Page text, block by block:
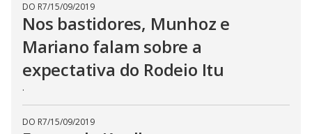
DO R7/15/09/2019
Nos bastidores, Munhoz e
Mariano falam sobre a
expectativa do Rodeio Itu
.
DO R7/15/09/2019